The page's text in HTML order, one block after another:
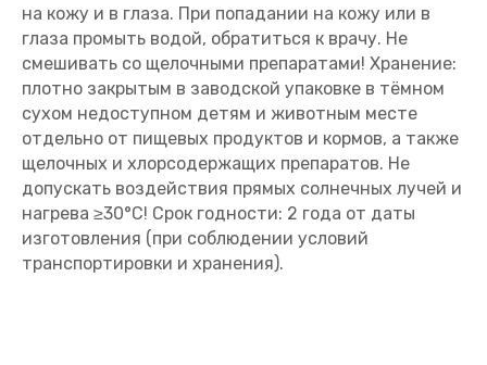
на кожу и в глаза. При попадании на кожу или в
глаза промыть водой, обратиться к врачу. Не
смешивать со щелочными препаратами! Хранение:
плотно закрытым в заводской упаковке в тёмном
сухом недоступном детям и животным месте
отдельно от пищевых продуктов и кормов, а также
щелочных и хлорсодержащих препаратов. Не
допускать воздействия прямых солнечных лучей и
нагрева ≥30°С! Срок годности: 2 года от даты
изготовления (при соблюдении условий
транспортировки и хранения).